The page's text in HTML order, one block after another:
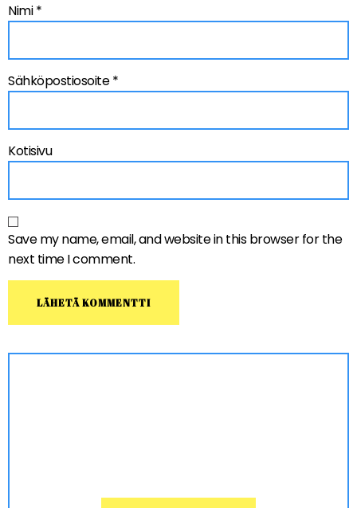
Nimi*
Sähköpostiosoite*
Kotisivu
Save my name, email, and website in this browser for the
next time I comment.